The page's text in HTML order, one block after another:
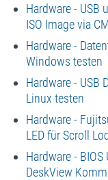
Hardware - USB
ISO Image via
Hardware -
Windows testen
Hardware - USB
Linux testen
Hardware -
LED für Scroll
Hardware -
DeskView